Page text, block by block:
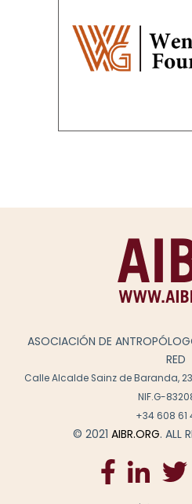
ASOCIACIÓN DE
RED
Calle Alcalde Sainz de Baranda,
NIF.G-
+34 608 61
© 2021 AIBR.ORG. ALL